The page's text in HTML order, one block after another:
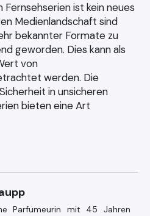
ist kein neues
Medienlandschaft sind
bekannter Formate zu
geworden. Dies kann als
von
werden. Die
in unsicheren
bieten eine Art
Parfumeurin mit 45 Jahren